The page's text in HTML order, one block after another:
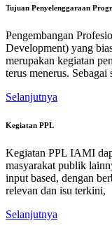
Tujuan Penyelenggaraan
Pengembangan
Development) yang
merupakan kegiatan
terus menerus. Sebagai
Selanjutnya
Kegiatan PPL
Kegiatan PPL IAMI
masyarakat publik
input based, dengan
relevan dan isu terkini,
Selanjutnya